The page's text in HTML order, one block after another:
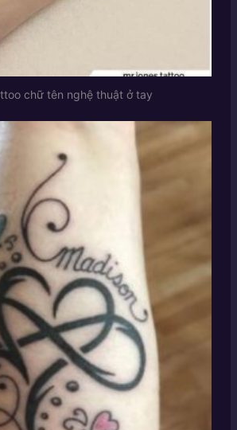
chữ tên nghệ thuật ở tay